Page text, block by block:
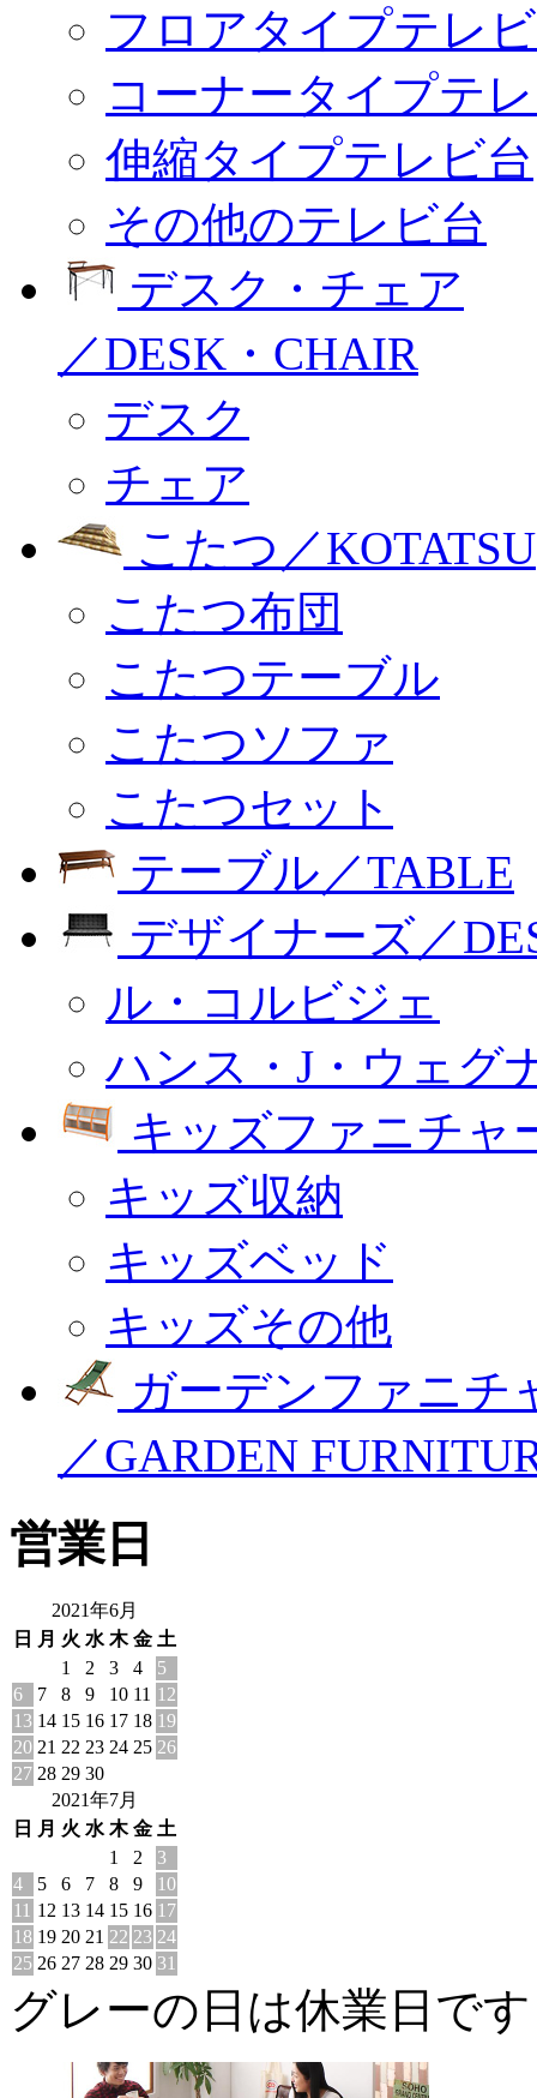
フロアタイプテレ
コーナータイプテ
伸縮タイプテレビ台
その他のテレビ台
デスク・チェア
／DESK・CHAIR
デスク
チェア
こたつ／KOTATSU
こたつ布団
こたつテーブル
こたつソファ
こたつセット
テーブル／TABLE
デザイナーズ／
ル・コルビジェ
ハンス・J・ウェグ
キッズファニチャ
キッズ収納
キッズベッド
キッズその他
ガーデンファニチ
／GARDEN
営業日
2021年6月
日
月 火 水 木 金 土
1
2 3 4
5
6
7 8 9 10 11 12
13 14 15 16 17 18 19
20 21 22 23 24 25 26
27 28 29 30
2021年7月
日
月 火 水 木 金 土
1
2
3
4
5 6 7 8 9
10
11 12 13 14 15 16 17
18 19 20 21 22 23 24
25 26 27 28 29 30 31
グレーの日は休業日です